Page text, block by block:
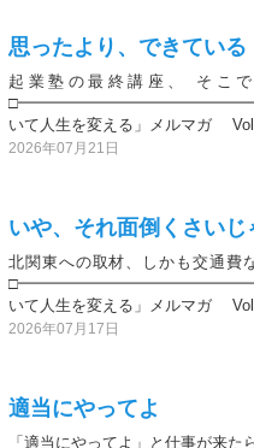
思ったより、できている
起業塾の最終講座、 そこ
いて人生を変える」メルマガ
2026年07月21日
いや、それ面倒くさいじ
北関東への取材、しかも交通費
いて人生を変える」メルマガ
2026年07月17日
適当にやってよ
「適当にやってよ」と仕事が来